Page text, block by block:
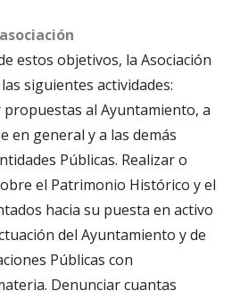
estos objetivos, la Asociación
siguientes actividades:
al Ayuntamiento, a
en general y a las demás
Públicas. Realizar o
el Patrimonio Histórico y el
hacia su puesta en activo
del Ayuntamiento y de
Públicas con
Denunciar cuantas